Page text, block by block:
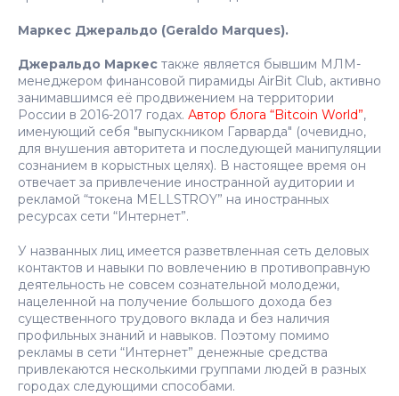
Маркес Джеральдо (Geraldo Marques).
Джеральдо Маркес также является бывшим МЛМ-
менеджером финансовой пирамиды AirBit Club, активно
занимавшимся её продвижением на территории
России в 2016-2017 годах. Автор блога “Bitcoin World”,
именующий себя "выпускником Гарварда" (очевидно,
для внушения авторитета и последующей манипуляции
сознанием в корыстных целях). В настоящее время он
отвечает за привлечение иностранной аудитории и
рекламой “токена MELLSTROY” на иностранных
ресурсах сети “Интернет”.
У названных лиц имеется разветвленная сеть деловых
контактов и навыки по вовлечению в противоправную
деятельность не совсем сознательной молодежи,
нацеленной на получение большого дохода без
существенного трудового вклада и без наличия
профильных знаний и навыков. Поэтому помимо
рекламы в сети “Интернет” денежные средства
привлекаются несколькими группами людей в разных
городах следующими способами.